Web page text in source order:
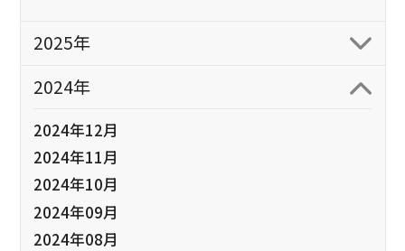
2025年
2024年
2024年12月
2024年11月
2024年10月
2024年09月
2024年08月